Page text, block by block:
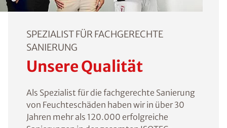
SPEZIALIST FÜR FACHGERECHTE
SANIERUNG
Unsere Qualität
Als Spezialist für die fachgerechte Sanierung
von Feuchteschäden haben wir in über 30
Jahren mehr als 120.000 erfolgreiche